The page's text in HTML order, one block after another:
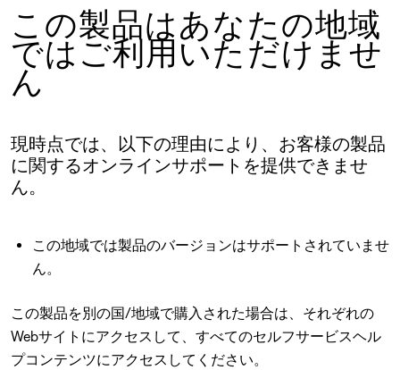
この製品はあなたの地域
ではご利用いただけませ
ん
現時点では、以下の理由により、お客様の製品
に関するオンラインサポートを提供できませ
ん。
この地域では製品のバージョンはサポートされていませ
ん。
この製品を別の国/地域で購入された場合は、それぞれの
Webサイトにアクセスして、すべてのセルフサービスヘル
プコンテンツにアクセスしてください。